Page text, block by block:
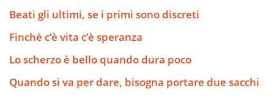
Beati gli ultimi, se i primi sono discreti
Finchè c’è vita c’è speranza
Lo scherzo è bello quando dura poco
Quando si va per dare, bisogna portare due sacchi